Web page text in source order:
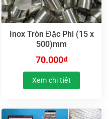
Inox Tròn Đặc Phi (15 x
500)mm
70.000₫
Xem chi tiết